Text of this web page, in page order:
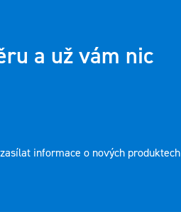
a už vám nic
informace o nových produktech